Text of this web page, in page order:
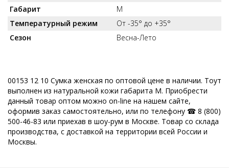
Габарит
M
Температурный режим
От -35° до +35°
Сезон
Весна-Лето
00153 12 10 Сумка женская по оптовой цене в наличии. Тоут
выполнен из натуральной кожи габарита M. Приобрести
данный товар оптом можно on-line на нашем сайте,
оформив заказ самостоятельно, или по телефону ☎ 8 (800)
500-46-83 или приехав в шоу-рум в Москве. Товар со склада
производства, с доставкой на территории всей России и
Москвы.